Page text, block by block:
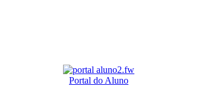
Portal do Aluno